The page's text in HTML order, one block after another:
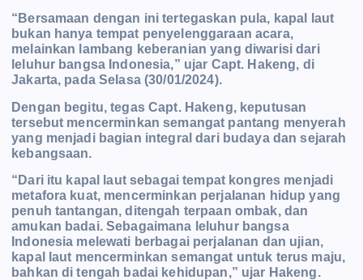
“Bersamaan dengan ini tertegaskan pula, kapal laut
bukan hanya tempat penyelenggaraan acara,
melainkan lambang keberanian yang diwarisi dari
leluhur bangsa Indonesia,” ujar Capt. Hakeng, di
Jakarta, pada Selasa (30/01/2024).
Dengan begitu, tegas Capt. Hakeng, keputusan
tersebut mencerminkan semangat pantang menyerah
yang menjadi bagian integral dari budaya dan sejarah
kebangsaan.
“Dari itu kapal laut sebagai tempat kongres menjadi
metafora kuat, mencerminkan perjalanan hidup yang
penuh tantangan, ditengah terpaan ombak, dan
amukan badai. Sebagaimana leluhur bangsa
Indonesia melewati berbagai perjalanan dan ujian,
kapal laut mencerminkan semangat untuk terus maju,
bahkan di tengah badai kehidupan,” ujar Hakeng.